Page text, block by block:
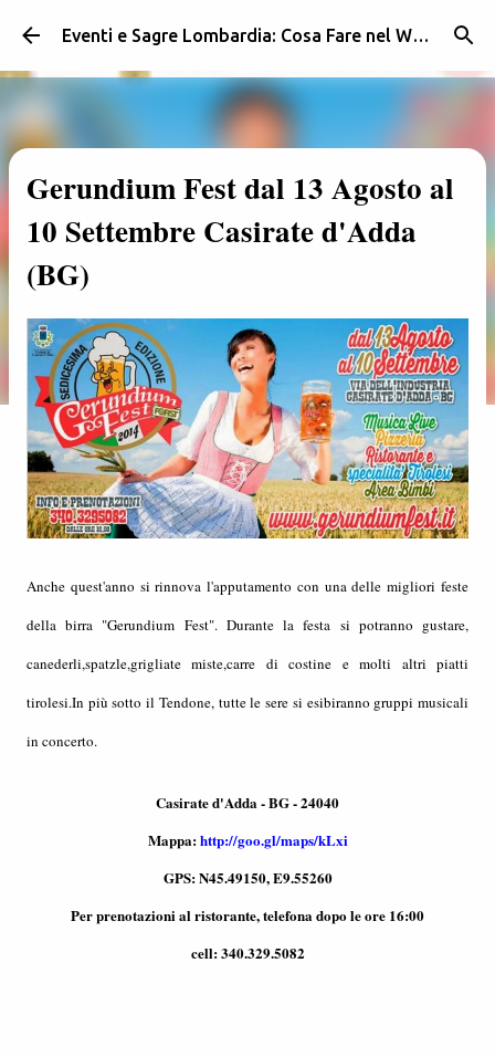
Passa ai contenuti principali Eventi e Sagre Lombardia: Cosa Fare nel Weekend | Weekendidea
Gerundium Fest dal 13 Agosto al
10 Settembre Casirate d'Adda
(BG)
Anche quest'anno si rinnova l'apputamento con una delle migliori feste
della birra "Gerundium Fest". Durante la festa si potranno gustare,
canederli,spatzle,grigliate miste,carre di costine e molti altri piatti
tirolesi.In più sotto il Tendone, tutte le sere si esibiranno gruppi musicali
in concerto.
Casirate d'Adda - BG - 24040
Mappa:http://goo.gl/maps/kLxi
GPS: N45.49150, E9.55260
Per prenotazioni al ristorante, telefona dopo le ore 16:00
cell: 340.329.5082